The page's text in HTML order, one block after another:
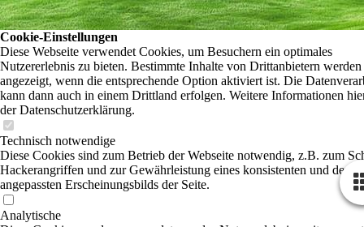
Cookie-Einstellungen
Diese Webseite verwendet Cookies, um Besuchern ein optimales
Nutzererlebnis zu bieten. Bestimmte Inhalte von Drittanbietern
angezeigt, wenn die entsprechende Option aktiviert ist. Die
kann dann auch in einem Drittland erfolgen. Weitere Informationen
der Datenschutzerklärung.
Technisch notwendige
Diese Cookies sind zum Betrieb der Webseite notwendig, z.B. zum
Hackerangriffen und zur Gewährleistung eines konsistenten und der
angepassten Erscheinungsbilds der Seite.
Analytische